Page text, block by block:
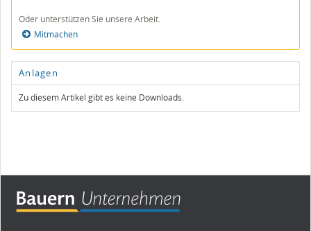
Oder unterstützen Sie unsere Arbeit.
Mitmachen
Anlagen
Zu diesem Artikel gibt es keine Downloads.